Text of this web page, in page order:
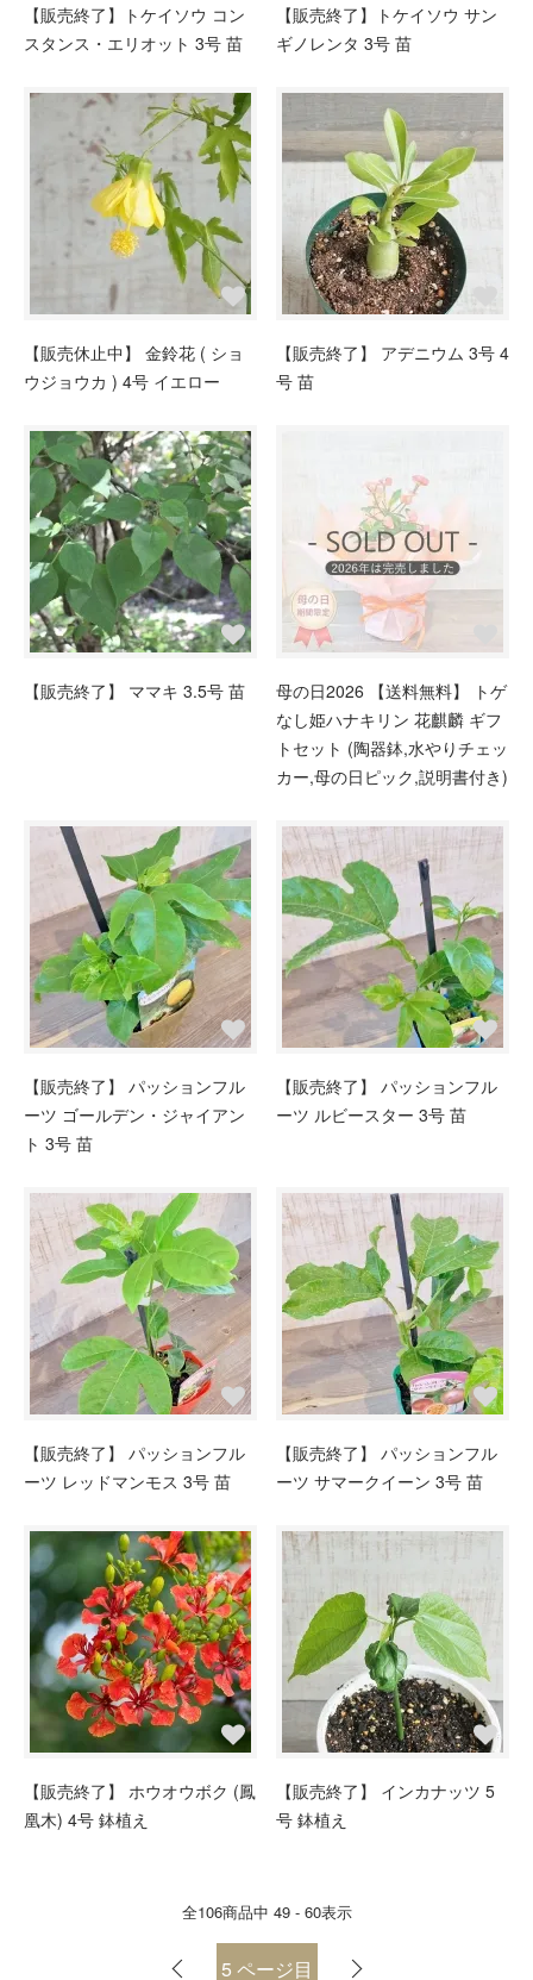
【販売終了】トケイソウ コン
スタンス・エリオット 3号 苗
【販売終了】トケイソウ サン
ギノレンタ 3号 苗
【販売休止中】 金鈴花 ( ショ
ウジョウカ ) 4号 イエロー
【販売終了】 アデニウム 3号 4
号 苗
【販売終了】 ママキ 3.5号 苗
母の日2026 【送料無料】 トゲ
なし姫ハナキリン 花麒麟 ギフ
トセット (陶器鉢,水やりチェッ
カー,母の日ピック,説明書付き)
【販売終了】 パッションフル
ーツ ゴールデン・ジャイアン
ト 3号 苗
【販売終了】 パッションフル
ーツ ルビースター 3号 苗
【販売終了】 パッションフル
ーツ レッドマンモス 3号 苗
【販売終了】 パッションフル
ーツ サマークイーン 3号 苗
【販売終了】 ホウオウボク (鳳
凰木) 4号 鉢植え
【販売終了】 インカナッツ 5
号 鉢植え
全106商品中 49 - 60表示
5 ページ目